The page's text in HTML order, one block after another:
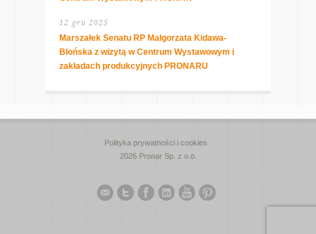
12 gru 2025
Marszałek Senatu RP Małgorzata Kidawa-
Błońska z wizytą w Centrum Wystawowym i
zakładach produkcyjnych PRONARU
Polityka prywatności i cookies
2026 Pronar Sp. z o.o.